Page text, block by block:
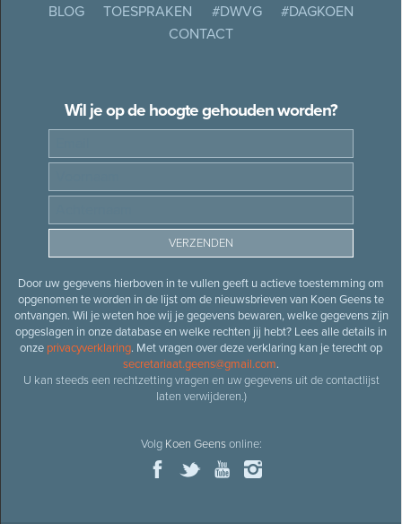
BLOG
TOESPRAKEN #DWVG
#DAGKOEN
CONTACT
Wil je op de hoogte gehouden worden?
Door uw gegevens hierboven in te vullen geeft u actieve toestemming om
opgenomen te worden in de lijst om de nieuwsbrieven van Koen Geens te
ontvangen. Wil je weten hoe wij je gegevens bewaren, welke gegevens zijn
opgeslagen in onze database en welke rechten jij hebt? Lees alle details in
onze privacyverklaring. Met vragen over deze verklaring kan je terecht op
secretariaat.geens@gmail.com.
U kan steeds een rechtzetting vragen en uw gegevens uit de contactlijst
laten verwijderen.)
Volg Koen Geensonline: